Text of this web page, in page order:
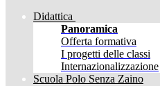
Didattica
Panoramica
Offerta formativa
I progetti delle classi
Internazionalizzazione
Scuola Polo Senza Zaino